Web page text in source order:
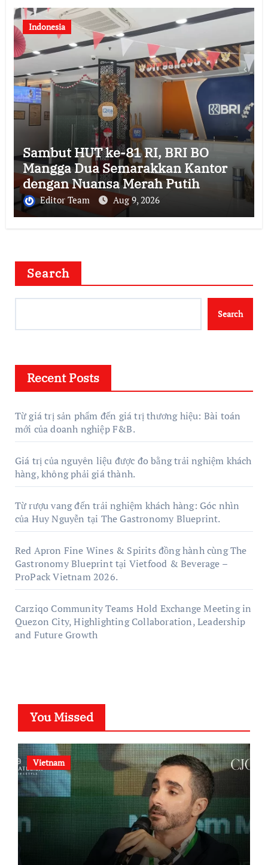
Indonesia
Sambut HUT ke-81 RI, BRI BO
Mangga Dua Semarakkan Kantor
dengan Nuansa Merah Putih
Editor Team Aug 9, 2026
Search
Search
Recent Posts
Từ giá trị sản phẩm đến giá trị thương hiệu: Bài toán
mới của doanh nghiệp F&B.
Giá trị của nguyên liệu được đo bằng trải nghiệm khách
hàng, không phải giá thành.
Từ rượu vang đến trải nghiệm khách hàng: Góc nhìn
của Huy Nguyễn tại The Gastronomy Blueprint.
Red Apron Fine Wines & Spirits đồng hành cùng The
Gastronomy Blueprint tại Vietfood & Beverage –
ProPack Vietnam 2026.
Carziqo Community Teams Hold Exchange Meeting in
Quezon City, Highlighting Collaboration, Leadership
and Future Growth
You Missed
Vietnam